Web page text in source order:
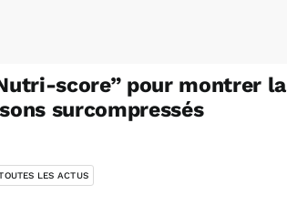
score” pour montrer la
surcompressés
LES ACTUS